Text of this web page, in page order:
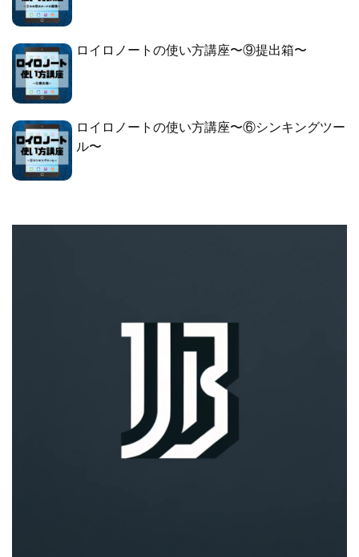
ロイロノートの使い方講座〜⑨提出箱〜
ロイロノートの使い方講座〜⑥シンキングツー
ル〜